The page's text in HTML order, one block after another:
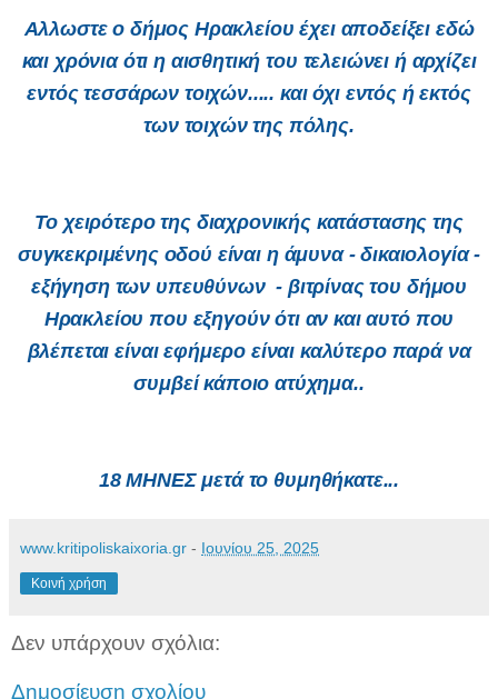
Αλλωστε ο δήμος Ηρακλείου έχει αποδείξει εδώ
και χρόνια ότι η αισθητική του τελειώνει ή αρχίζει
εντός τεσσάρων τοιχών..... και όχι εντός ή εκτός
των τοιχών της πόλης.
Το χειρότερο της διαχρονικής κατάστασης της
συγκεκριμένης οδού είναι η άμυνα - δικαιολογία -
εξήγηση των υπευθύνων - βιτρίνας του δήμου
Ηρακλείου που εξηγούν ότι αν και αυτό που
βλέπεται είναι εφήμερο είναι καλύτερο παρά να
συμβεί κάποιο ατύχημα..
18 ΜΗΝΕΣ μετά το θυμηθήκατε...
www.kritipoliskaixoria.gr - Ιουνίου 25, 2025
Κοινή χρήση
Δεν υπάρχουν σχόλια:
Δημοσίευση σχολίου